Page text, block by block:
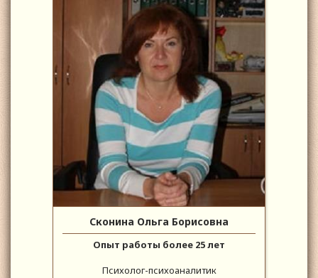
Сконина Ольга Борисовна
Опыт работы более 25 лет
Психолог-психоаналитик